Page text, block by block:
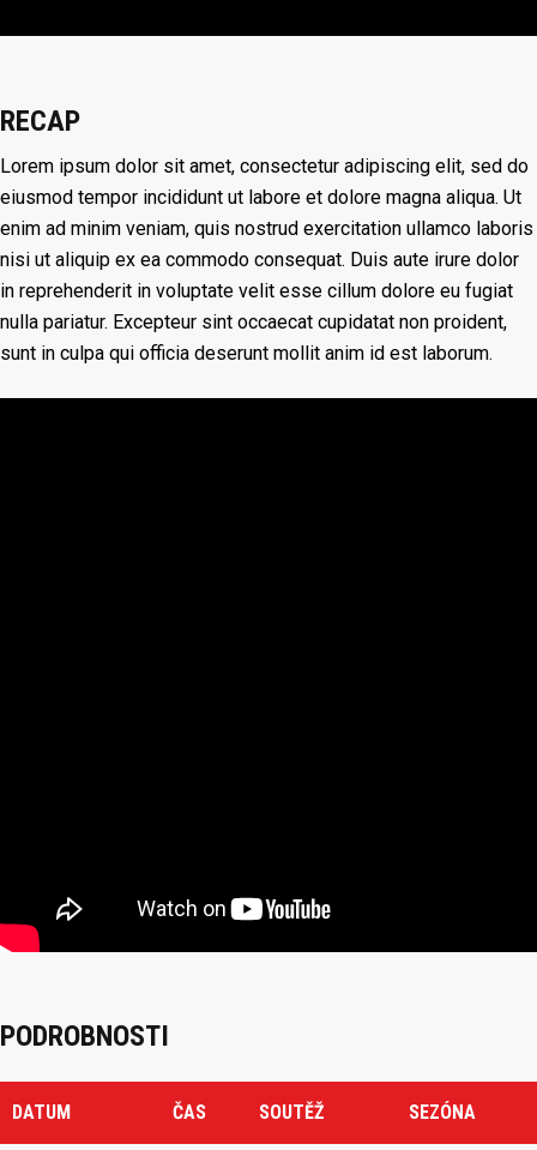
RECAP
Lorem ipsum dolor sit amet, consectetur adipiscing elit, sed do
eiusmod tempor incididunt ut labore et dolore magna aliqua. Ut
enim ad minim veniam, quis nostrud exercitation ullamco laboris
nisi ut aliquip ex ea commodo consequat. Duis aute irure dolor
in reprehenderit in voluptate velit esse cillum dolore eu fugiat
nulla pariatur. Excepteur sint occaecat cupidatat non proident,
sunt in culpa qui officia deserunt mollit anim id est laborum.
PODROBNOSTI
DATUM ČAS SOUTĚŽ SEZÓNA